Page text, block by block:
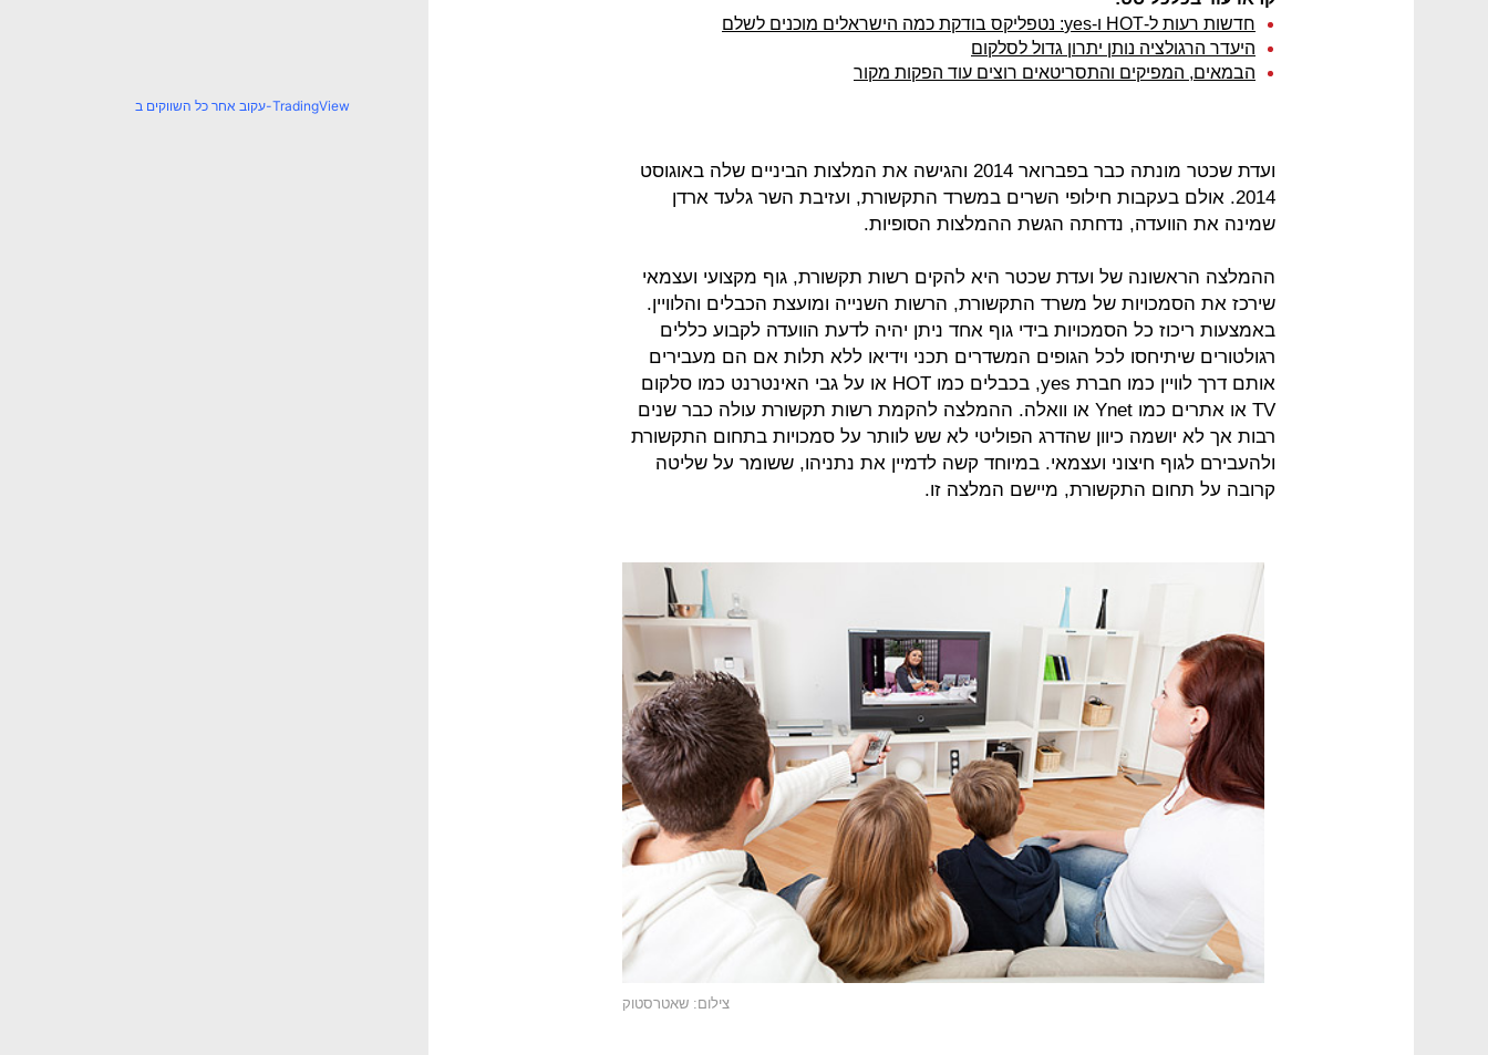
חדשות רעות ל-HOT ו-yes: נטפליקס בודקת כמה הישראלים מוכנים לשלם
היעדר הרגולציה נותן יתרון גדול לסלקום
הבמאים, המפיקים והתסריטאים רוצים עוד הפקות מקור
ועדת שכטר מונתה כבר בפברואר 2014 והגישה את המלצות הביניים שלה באוגוסט
2014. אולם בעקבות חילופי השרים במשרד התקשורת, ועזיבת השר גלעד ארדן
שמינה את הוועדה, נדחתה הגשת ההמלצות הסופיות.
ההמלצה הראשונה של ועדת שכטר היא להקים רשות תקשורת, גוף מקצועי ועצמאי
שירכז את הסמכויות של משרד התקשורת, הרשות השנייה ומועצת הכבלים והלוויין.
באמצעות ריכוז כל הסמכויות בידי גוף אחד ניתן יהיה לדעת הוועדה לקבוע כללים
רגולטורים שיתיחסו לכל הגופים המשדרים תכני וידיאו ללא תלות אם הם מעבירים
אותם דרך לוויין כמו חברת yes, בכבלים כמו HOT או על גבי האינטרנט כמו סלקום
TV או אתרים כמו Ynet או וואלה. ההמלצה להקמת רשות תקשורת עולה כבר שנים
רבות אך לא יושמה כיוון שהדרג הפוליטי לא שש לוותר על סמכויות בתחום התקשורת
ולהעבירם לגוף חיצוני ועצמאי. במיוחד קשה לדמיין את נתניהו, ששומר על שליטה
קרובה על תחום התקשורת, מיישם המלצה זו.
צילום: שאטרסטוק
עקוב אחר כל השווקים ב-TradingView